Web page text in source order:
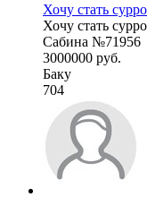
Хочу стать
Хочу стать
Сабина №71956
3000000 руб.
Баку
704